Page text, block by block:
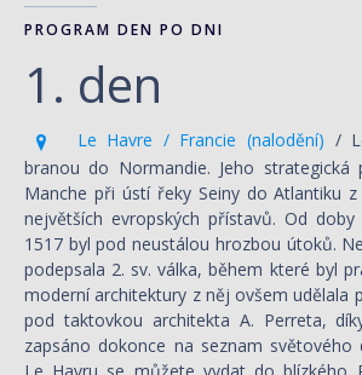
PROGRAM DEN PO DNI
1. den
Le Havre / Francie (nalodění) /
branou do Normandie. Jeho strategická
Manche při ústí řeky Seiny do Atlantiku
největších evropských přístavů. Od
1517 byl pod neustálou hrozbou útoků.
podepsala 2. sv. válka, během které byl
moderní architektury z něj ovšem udělala
pod taktovkou architekta A. Perreta,
zapsáno dokonce na seznam světového